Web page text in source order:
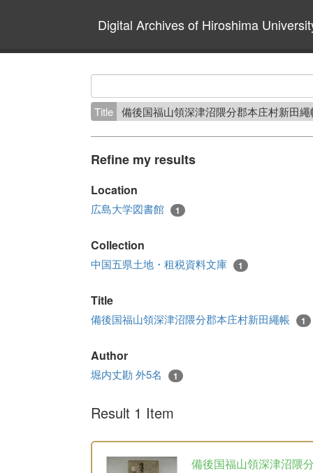
Digital Archives of Hiroshima
Title 備後国福山領深津沼隈分郡本庄村新田
Refine my results
Location
広島大学図書館 1
Collection
中国五県土地・租税資料文庫 1
Title
備後国福山領深津沼隈分郡本庄村新田繩帳 1
Author
堀内丈勘 外5名 1
Result 1 Item
備後国福山領深津沼隈